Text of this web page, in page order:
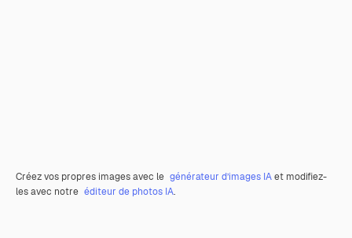
Créez vos propres images avec le générateur d’images IAet modifiez-
les avec notre éditeur de photos IA.